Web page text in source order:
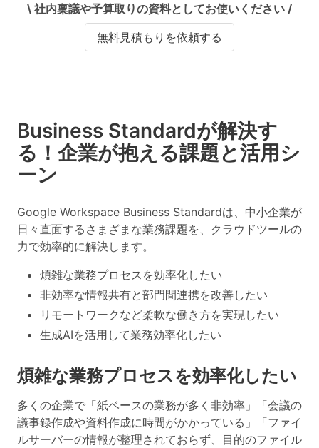
\ 社内稟議や予算取りの資料としてお使いください /
無料見積もりを依頼する
Business Standardが解決す
る！企業が抱える課題と活用シ
ーン
Google Workspace Business Standardは、中小企業が
日々直面するさまざまな業務課題を、クラウドツールの
力で効率的に解決します。
煩雑な業務プロセスを効率化したい
非効率な情報共有と部門間連携を改善したい
リモートワークなど柔軟な働き方を実現したい
生成AIを活用して業務効率化したい
煩雑な業務プロセスを効率化したい
多くの企業で「紙ベースの業務が多く非効率」「会議の
議事録作成や資料作成に時間がかかっている」「ファイ
ルサーバーの情報が整理されておらず、目的のファイル